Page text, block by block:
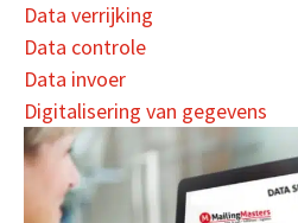
Data verrijking
Data controle
Data invoer
Digitalisering van gegevens